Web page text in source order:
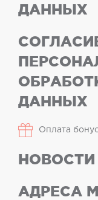
ДАННЫХ
ДАННЫХ
Оплата
НОВОСТИ
АДРЕСА